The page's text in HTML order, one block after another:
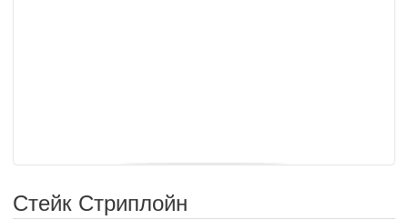
Стейк Стриплойн